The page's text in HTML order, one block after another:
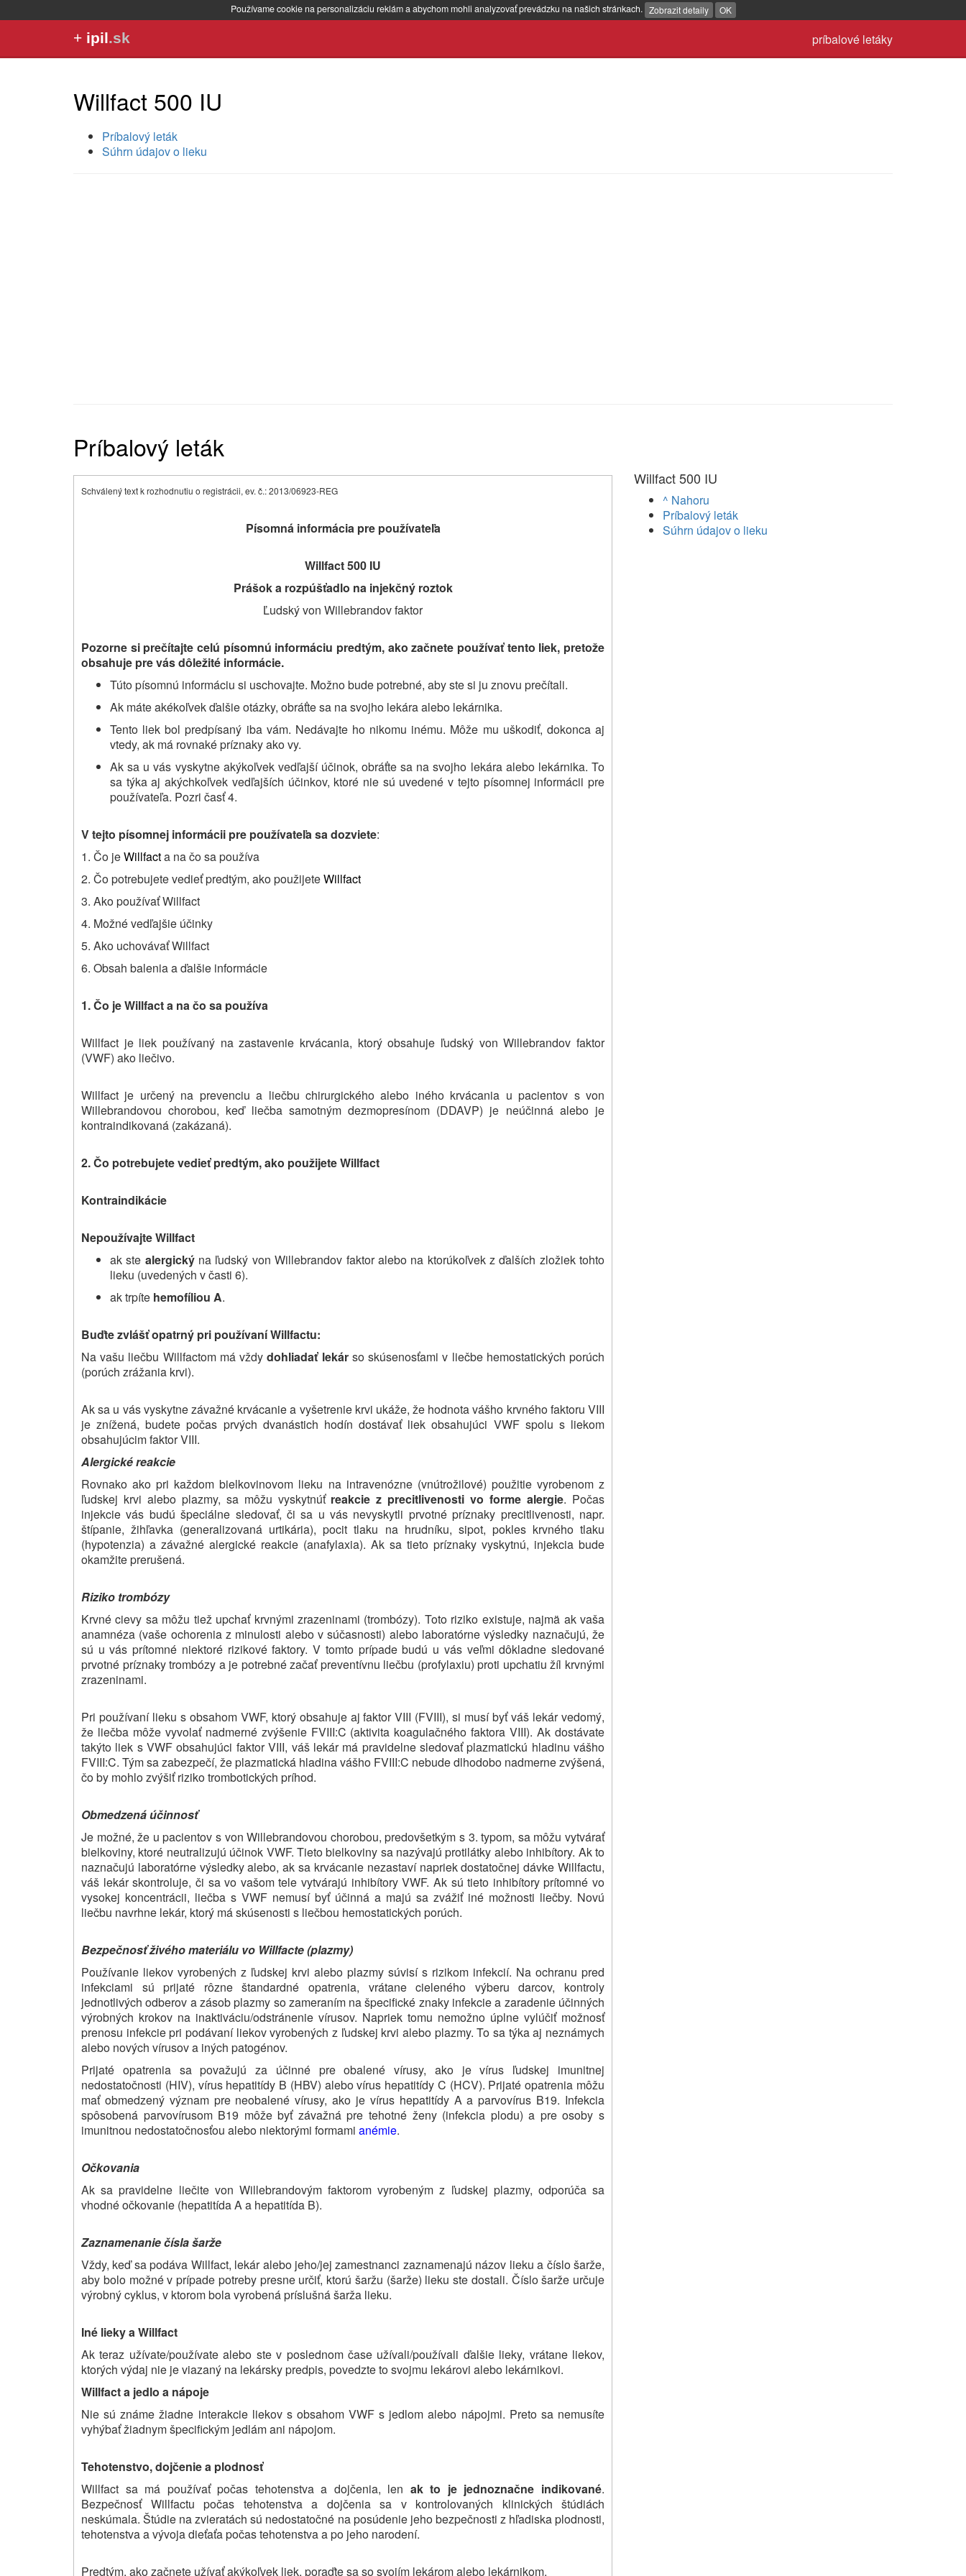
Používame cookie na personalizáciu reklám a abychom mohli analyzovať prevádzku na našich stránkach. Zobrazit detaily OK
príbalové letáky
+ ipil.sk
Willfact 500 IU
Príbalový leták
Súhrn údajov o lieku
Príbalový leták
Schválený text k rozhodnutiu o registrácii, ev. č.: 2013/06923-REG
Písomná informácia pre používateľa
Willfact 500 IU
Prášok a rozpúšťadlo na injekčný roztok
Ľudský von Willebrandov faktor
Pozorne si prečítajte celú písomnú informáciu predtým, ako začnete používať tento liek, pretože
obsahuje pre vás dôležité informácie.
Túto písomnú informáciu si uschovajte. Možno bude potrebné, aby ste si ju znovu prečítali.
Ak máte akékoľvek ďalšie otázky, obráťte sa na svojho lekára alebo lekárnika.
Tento liek bol predpísaný iba vám. Nedávajte ho nikomu inému. Môže mu uškodiť, dokonca aj
vtedy, ak má rovnaké príznaky ako vy.
Ak sa u vás vyskytne akýkoľvek vedľajší účinok, obráťte sa na svojho lekára alebo lekárnika. To
sa týka aj akýchkoľvek vedľajších účinkov, ktoré nie sú uvedené v tejto písomnej informácii pre
používateľa. Pozri časť 4.
V tejto písomnej informácii pre používateľa sa dozviete:
1. Čo jeWillfacta na čo sa používa
2. Čo potrebujete vedieť predtým, ako použijeteWillfact
3. Ako používať Willfact
4. Možné vedľajšie účinky
5. Ako uchovávať Willfact
6. Obsah balenia a ďalšie informácie
1. Čo je Willfact a na čo sa používa
Willfact je liek používaný na zastavenie krvácania, ktorý obsahuje ľudský von Willebrandov faktor
(VWF) ako liečivo.
Willfact je určený na prevenciu a liečbu chirurgického alebo iného krvácania u pacientov s von
Willebrandovou chorobou, keď liečba samotným dezmopresínom (DDAVP) je neúčinná alebo je
kontraindikovaná (zakázaná).
2. Čo potrebujete vedieť predtým, ako použijete Willfact
Kontraindikácie
Nepoužívajte Willfact
ak ste alergickýna ľudský von Willebrandov faktor alebo na ktorúkoľvek z ďalších zložiek tohto
lieku (uvedených v časti 6).
ak trpíte hemofíliou A.
Buďte zvlášť opatrný pri používaní Willfactu:
Na vašu liečbu Willfactom má vždydohliadať lekárso skúsenosťami v liečbe hemostatických porúch
(porúch zrážania krvi).
Ak sa u vás vyskytne závažné krvácanie a vyšetrenie krvi ukáže, že hodnota vášho krvného faktoru VIII
je znížená, budete počas prvých dvanástich hodín dostávať liek obsahujúci VWF spolu s liekom
obsahujúcim faktor VIII.
Alergické reakcie
Rovnako ako pri každom bielkovinovom lieku na intravenózne (vnútrožilové) použitie vyrobenom z
ľudskej krvi alebo plazmy, sa môžu vyskytnúť reakcie z precitlivenosti vo forme alergie. Počas
injekcie vás budú špeciálne sledovať, či sa u vás nevyskytli prvotné príznaky precitlivenosti, napr.
štípanie, žihľavka (generalizovaná urtikária), pocit tlaku na hrudníku, sipot, pokles krvného tlaku
(hypotenzia) a závažné alergické reakcie (anafylaxia). Ak sa tieto príznaky vyskytnú, injekcia bude
okamžite prerušená.
Riziko trombózy
Krvné cievy sa môžu tiež upchať krvnými zrazeninami (trombózy). Toto riziko existuje, najmä ak vaša
anamnéza (vaše ochorenia z minulosti alebo v súčasnosti) alebo laboratórne výsledky naznačujú, že
sú u vás prítomné niektoré rizikové faktory. V tomto prípade budú u vás veľmi dôkladne sledované
prvotné príznaky trombózy a je potrebné začať preventívnu liečbu (profylaxiu) proti upchatiu žíl krvnými
zrazeninami.
Pri používaní lieku s obsahom VWF, ktorý obsahuje aj faktor VIII (FVIII), si musí byť váš lekár vedomý,
že liečba môže vyvolať nadmerné zvýšenie FVIII:C (aktivita koagulačného faktora VIII). Ak dostávate
takýto liek s VWF obsahujúci faktor VIII, váš lekár má pravidelne sledovať plazmatickú hladinu vášho
FVIII:C. Tým sa zabezpečí, že plazmatická hladina vášho FVIII:C nebude dlhodobo nadmerne zvýšená,
čo by mohlo zvýšiť riziko trombotických príhod.
Obmedzená účinnosť
Je možné, že u pacientov s von Willebrandovou chorobou, predovšetkým s 3. typom, sa môžu vytvárať
bielkoviny, ktoré neutralizujú účinok VWF. Tieto bielkoviny sa nazývajú protilátky alebo inhibítory. Ak to
naznačujú laboratórne výsledky alebo, ak sa krvácanie nezastaví napriek dostatočnej dávke Willfactu,
váš lekár skontroluje, či sa vo vašom tele vytvárajú inhibítory VWF. Ak sú tieto inhibítory prítomné vo
vysokej koncentrácii, liečba s VWF nemusí byť účinná a majú sa zvážiť iné možnosti liečby. Novú
liečbu navrhne lekár, ktorý má skúsenosti s liečbou hemostatických porúch.
Bezpečnosť živého materiálu vo Willfacte (plazmy)
Používanie liekov vyrobených z ľudskej krvi alebo plazmy súvisí s rizikom infekcií. Na ochranu pred
infekciami sú prijaté rôzne štandardné opatrenia, vrátane cieleného výberu darcov, kontroly
jednotlivých odberov a zásob plazmy so zameraním na špecifické znaky infekcie a zaradenie účinných
výrobných krokov na inaktiváciu/odstránenie vírusov. Napriek tomu nemožno úplne vylúčiť možnosť
prenosu infekcie pri podávaní liekov vyrobených z ľudskej krvi alebo plazmy. To sa týka aj neznámych
alebo nových vírusov a iných patogénov.
Prijaté opatrenia sa považujú za účinné pre obalené vírusy, ako je vírus ľudskej imunitnej
nedostatočnosti (HIV), vírus hepatitídy B (HBV) alebo vírus hepatitídy C (HCV). Prijaté opatrenia môžu
mať obmedzený význam pre neobalené vírusy, ako je vírus hepatitídy A a parvovírus B19. Infekcia
spôsobená parvovírusom B19 môže byť závažná pre tehotné ženy (infekcia plodu) a pre osoby s
imunitnou nedostatočnosťou alebo niektorými formami anémie.
Očkovania
Ak sa pravidelne liečite von Willebrandovým faktorom vyrobeným z ľudskej plazmy, odporúča sa
vhodné očkovanie (hepatitída A a hepatitída B).
Zaznamenanie čísla šarže
Vždy, keď sa podáva Willfact, lekár alebo jeho/jej zamestnanci zaznamenajú názov lieku a číslo šarže,
aby bolo možné v prípade potreby presne určiť, ktorú šaržu (šarže) lieku ste dostali. Číslo šarže určuje
výrobný cyklus, v ktorom bola vyrobená príslušná šarža lieku.
Iné lieky a Willfact
Ak teraz užívate/používate alebo ste v poslednom čase užívali/používali ďalšie lieky, vrátane liekov,
ktorých výdaj nie je viazaný na lekársky predpis, povedzte to svojmu lekárovi alebo lekárnikovi.
Willfact a jedlo a nápoje
Nie sú známe žiadne interakcie liekov s obsahom VWF s jedlom alebo nápojmi. Preto sa nemusíte
vyhýbať žiadnym špecifickým jedlám ani nápojom.
Tehotenstvo, dojčenie a plodnosť
Willfact sa má používať počas tehotenstva a dojčenia, len ak to je jednoznačne indikované.
Bezpečnosť Willfactu počas tehotenstva a dojčenia sa v kontrolovaných klinických štúdiách
neskúmala. Štúdie na zvieratách sú nedostatočné na posúdenie jeho bezpečnosti z hľadiska plodnosti,
tehotenstva a vývoja dieťaťa počas tehotenstva a po jeho narodení.
Predtým, ako začnete užívať akýkoľvek liek, poraďte sa so svojím lekárom alebo lekárnikom.
Willfact 500 IU
^ Nahoru
Príbalový leták
Súhrn údajov o lieku